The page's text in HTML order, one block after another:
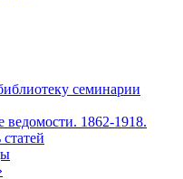
семинарии
ведомости. 1862-1918.